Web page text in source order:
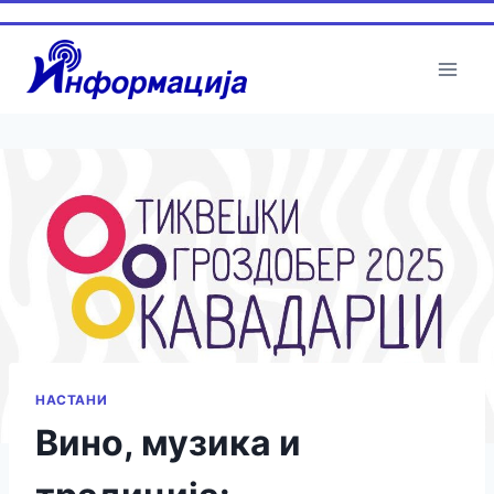
content
НАСТАНИ
Вино, музика и